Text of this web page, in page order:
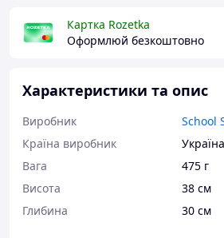
Картка Rozetka
Оформлюй безкоштовно
Характеристики та опис
Виробник
School
Країна виробник
Україна
Вага
475 г
Висота
38 см
Глибина
30 см